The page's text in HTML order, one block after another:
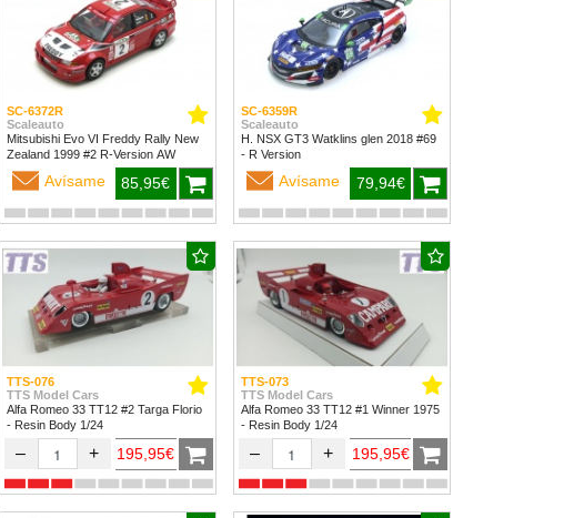
SC-6372R
Scaleauto
Mitsubishi Evo VI Freddy Rally New
Zealand 1999 #2 R-Version AW
Avísame 85,95€
SC-6359R
Scaleauto
H. NSX GT3 Watklins glen 2018 #69
- R Version
Avísame 79,94€
TTS-076
TTS Model Cars
Alfa Romeo 33 TT12 #2 Targa Florio
- Resin Body 1/24
– + 195,95€
TTS-073
TTS Model Cars
Alfa Romeo 33 TT12 #1 Winner 1975
- Resin Body 1/24
– + 195,95€